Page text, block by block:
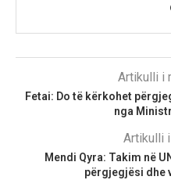
Artikulli i
Fetai: Do të kërkohet
nga
Artikulli
Mendi Qyra: Takim në
përgjegjësi dhe